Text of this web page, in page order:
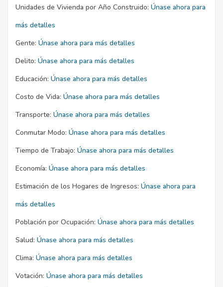
Unidades de Vivienda por Año Construido: Únase ahora para
más detalles
Gente: Únase ahora para más detalles
Delito: Únase ahora para más detalles
Educación: Únase ahora para más detalles
Costo de Vida: Únase ahora para más detalles
Transporte: Únase ahora para más detalles
Conmutar Modo: Únase ahora para más detalles
Tiempo de Trabajo: Únase ahora para más detalles
Economía: Únase ahora para más detalles
Estimación de los Hogares de Ingresos: Únase ahora para
más detalles
Población por Ocupación: Únase ahora para más detalles
Salud: Únase ahora para más detalles
Clima: Únase ahora para más detalles
Votación: Únase ahora para más detalles